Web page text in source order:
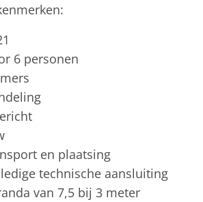
6 personen
en plaatsing
technische aansluiting
van 7,5 bij 3 meter